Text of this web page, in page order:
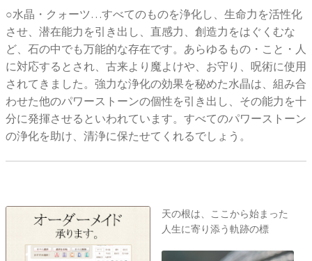
○水晶・クォーツ…すべてのものを浄化し、生命力を活性化
させ、潜在能力を引き出し、直感力、創造力をはぐくむな
ど、石の中でも万能的な存在です。あらゆるもの・こと・人
に対応するとされ、古来より魔よけや、お守り、呪術に使用
されてきました。強力な浄化の効果を秘めた水晶は、組み合
わせた他のパワーストーンの個性を引き出し、その能力を十
分に発揮させるといわれています。すべてのパワーストーン
の浄化を助け、清浄に保たせてくれるでしょう。